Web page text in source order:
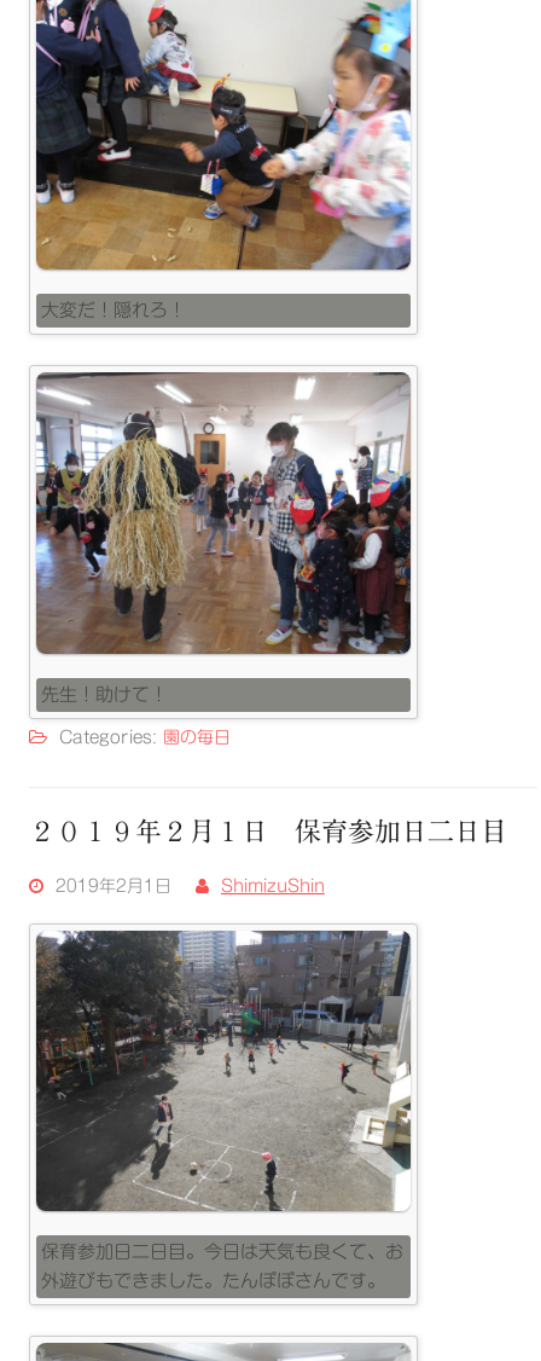
大変だ！隠れろ！
先生！助けて！
Categories: 園の毎日
２０１９年２月１日 保育参加日二日目
2019年2月1日 ShimizuShin
保育参加日二日目。今日は天気も良くて、お
外遊びもできました。たんぽぽさんです。